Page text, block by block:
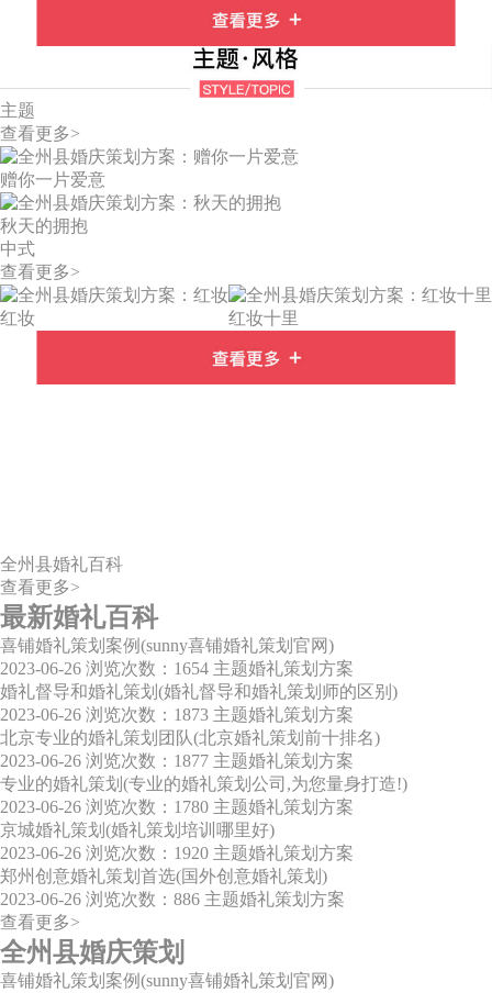
主题
查看更多>
赠你一片爱意
秋天的拥抱
中式
查看更多>
红妆 红妆十里
全州县婚礼百科
查看更多>
最新婚礼百科
喜铺婚礼策划案例(sunny喜铺婚礼策划官网)
2023-06-26 浏览次数：1654 主题婚礼策划方案
婚礼督导和婚礼策划(婚礼督导和婚礼策划师的区别)
2023-06-26 浏览次数：1873 主题婚礼策划方案
北京专业的婚礼策划团队(北京婚礼策划前十排名)
2023-06-26 浏览次数：1877 主题婚礼策划方案
专业的婚礼策划(专业的婚礼策划公司,为您量身打造!)
2023-06-26 浏览次数：1780 主题婚礼策划方案
京城婚礼策划(婚礼策划培训哪里好)
2023-06-26 浏览次数：1920 主题婚礼策划方案
郑州创意婚礼策划首选(国外创意婚礼策划)
2023-06-26 浏览次数：886 主题婚礼策划方案
查看更多>
全州县婚庆策划
喜铺婚礼策划案例(sunny喜铺婚礼策划官网)